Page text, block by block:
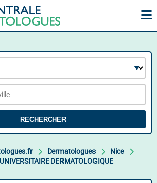
RECHERCHER
Dermatologues
Nice
DERMATOLOGIQUE